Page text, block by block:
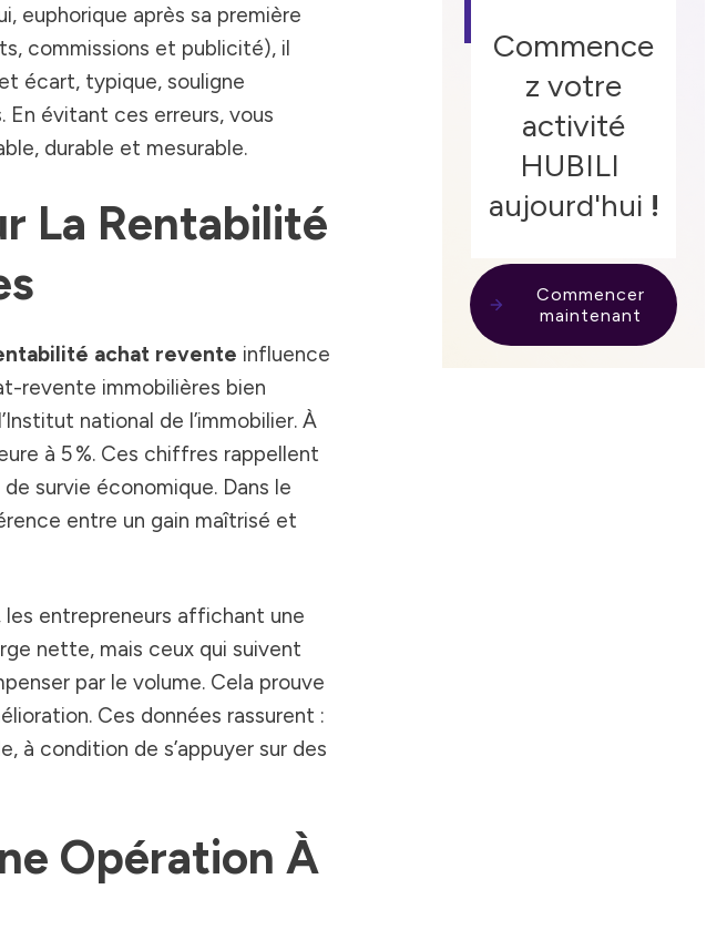
euphorique après sa première
commissions et publicité), il
écart, typique, souligne
En évitant ces erreurs, vous
durable et mesurable.
La Rentabilité
achat revente influence
revente immobilières bien
national de l’immobilier. À
à 5 %. Ces chiffres rappellent
survie économique. Dans le
entre un gain maîtrisé et
entrepreneurs affichant une
nette, mais ceux qui suivent
par le volume. Cela prouve
Ces données rassurent :
à condition de s’appuyer sur des
Opération À
Commence
z votre
activité
HUBILI
aujourd'hui !
Commencer
maintenant